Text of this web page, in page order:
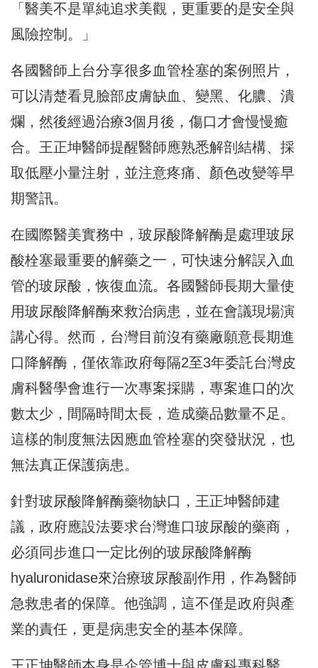
「醫美不是單純追求美觀，更重要的是安全與
風險控制。」
各國醫師上台分享很多血管栓塞的案例照片，
可以清楚看見臉部皮膚缺血、變黑、化膿、潰
爛，然後經過治療3個月後，傷口才會慢慢癒
合。王正坤醫師提醒醫師應熟悉解剖結構、採
取低壓小量注射，並注意疼痛、顏色改變等早
期警訊。
在國際醫美實務中，玻尿酸降解酶是處理玻尿
酸栓塞最重要的解藥之一，可快速分解誤入血
管的玻尿酸，恢復血流。各國醫師長期大量使
用玻尿酸降解酶來救治病患，並在會議現場演
講心得。然而，台灣目前沒有藥廠願意長期進
口降解酶，僅依靠政府每隔2至3年委託台灣皮
膚科醫學會進行一次專案採購，專案進口的次
數太少，間隔時間太長，造成藥品數量不足。
這樣的制度無法因應血管栓塞的突發狀況，也
無法真正保護病患。
針對玻尿酸降解酶藥物缺口，王正坤醫師建
議，政府應設法要求台灣進口玻尿酸的藥商，
必須同步進口一定比例的玻尿酸降解酶
hyaluronidase來治療玻尿酸副作用，作為醫師
急救患者的保障。他強調，這不僅是政府與產
業的責任，更是病患安全的基本保障。